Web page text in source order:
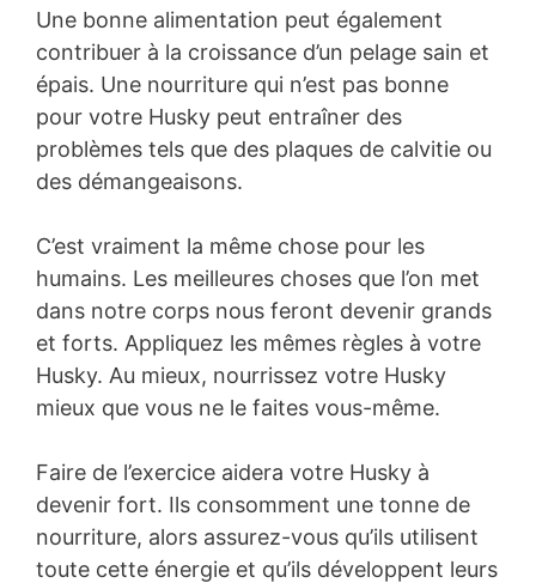
Une bonne alimentation peut également
contribuer à la croissance d’un pelage sain et
épais. Une nourriture qui n’est pas bonne
pour votre Husky peut entraîner des
problèmes tels que des plaques de calvitie ou
des démangeaisons.
C’est vraiment la même chose pour les
humains. Les meilleures choses que l’on met
dans notre corps nous feront devenir grands
et forts. Appliquez les mêmes règles à votre
Husky. Au mieux, nourrissez votre Husky
mieux que vous ne le faites vous-même.
Faire de l’exercice aidera votre Husky à
devenir fort. Ils consomment une tonne de
nourriture, alors assurez-vous qu’ils utilisent
toute cette énergie et qu’ils développent leurs